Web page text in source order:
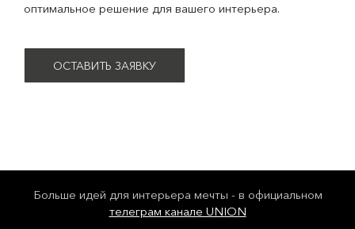
оптимальное решение для вашего интерьера.
ОСТАВИТЬ ЗАЯВКУ
Больше идей для интерьера мечты - в официальном
телеграм канале UNION